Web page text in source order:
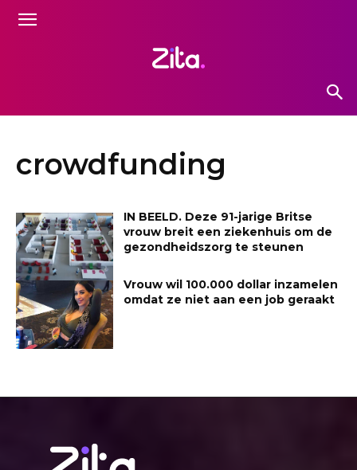
crowdfunding
IN BEELD. Deze 91-jarige Britse
vrouw breit een ziekenhuis om de
gezondheidszorg te steunen
Vrouw wil 100.000 dollar inzamelen
omdat ze niet aan een job geraakt